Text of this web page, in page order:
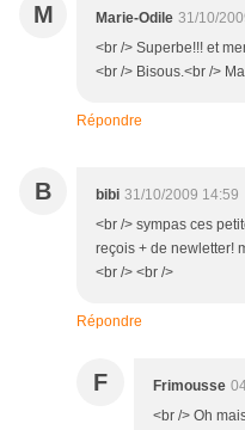
M Marie-Odile 31/10/
<br /> Superbe!!! et
<br /> Bisous.<br />
Répondre
B bibi 31/10/2009 14:59
<br /> sympas ces
reçois + de newletter!
<br /> <br />
Répondre
F Frimousse
<br /> Oh